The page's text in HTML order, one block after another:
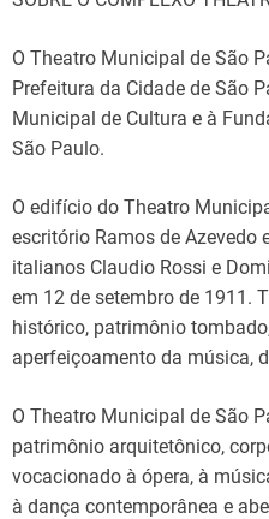
O Theatro Municipal de São
Prefeitura da Cidade de São
Municipal de Cultura e à
São Paulo.
O edifício do Theatro
escritório Ramos de Azevedo
italianos Claudio Rossi e
em 12 de setembro de 1911.
histórico, patrimônio
aperfeiçoamento da música,
O Theatro Municipal de São
patrimônio arquitetônico,
vocacionado à ópera, à
à dança contemporânea e